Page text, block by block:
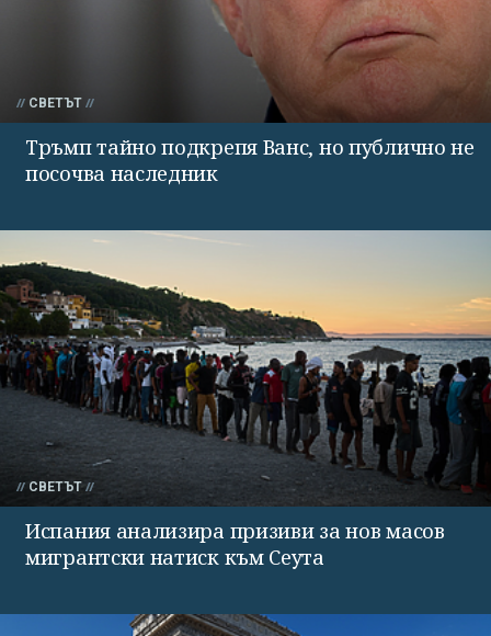
СВЕТЪТ
Тръмп тайно подкрепя Ванс, но публично не
посочва наследник
СВЕТЪТ
Испания анализира призиви за нов масов
мигрантски натиск към Сеута